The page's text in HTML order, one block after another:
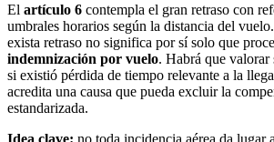
El artículo 6 contempla el gran retraso con
umbrales horarios según la distancia del
exista retraso no significa por sí solo que
indemnización por vuelo. Habrá que valorar
si existió pérdida de tiempo relevante a la
acredita una causa que pueda excluir la
estandarizada.
Idea clave: no toda incidencia aérea da lugar